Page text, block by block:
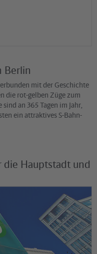
Berlin
mit der Geschichte
die rot-gelben Züge zum
an 365 Tagen im Jahr,
ein attraktives S-Bahn-
die Hauptstadt und